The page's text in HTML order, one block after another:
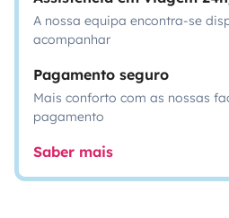
A nossa equipa encontra-se
acompanhar
Pagamento seguro
Mais conforto com as nossas
pagamento
Saber mais